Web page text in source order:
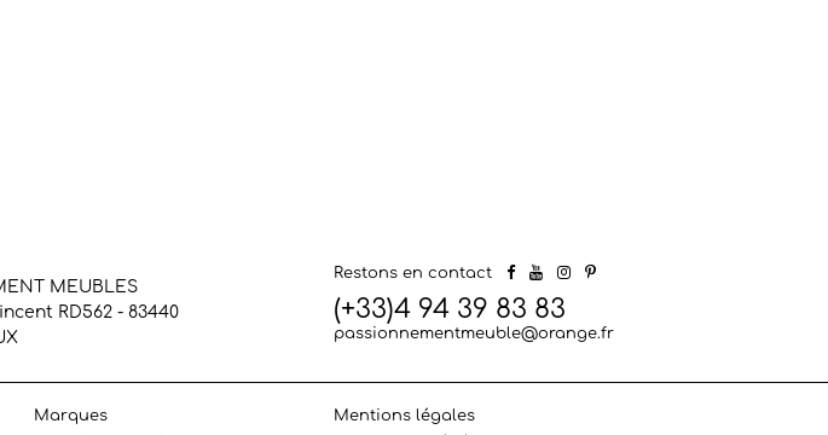
MEUBLES
RD562 - 83440
Restons en contact
(+33)4 94 39 83 83
passionnementmeuble@orange.fr
Marques
Mentions légales